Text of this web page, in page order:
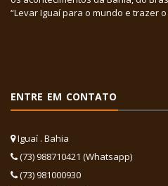
“Levar Iguaí para o mundo e trazer o
ENTRE EM CONTATO
Iguaí . Bahia
(73) 988710421 (Whatsapp)
(73) 981000930